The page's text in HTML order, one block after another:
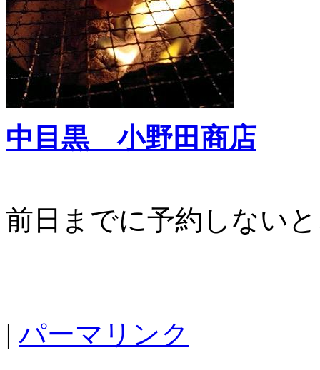
中目黒 小野田商店
前日までに予約しない
| パーマリンク